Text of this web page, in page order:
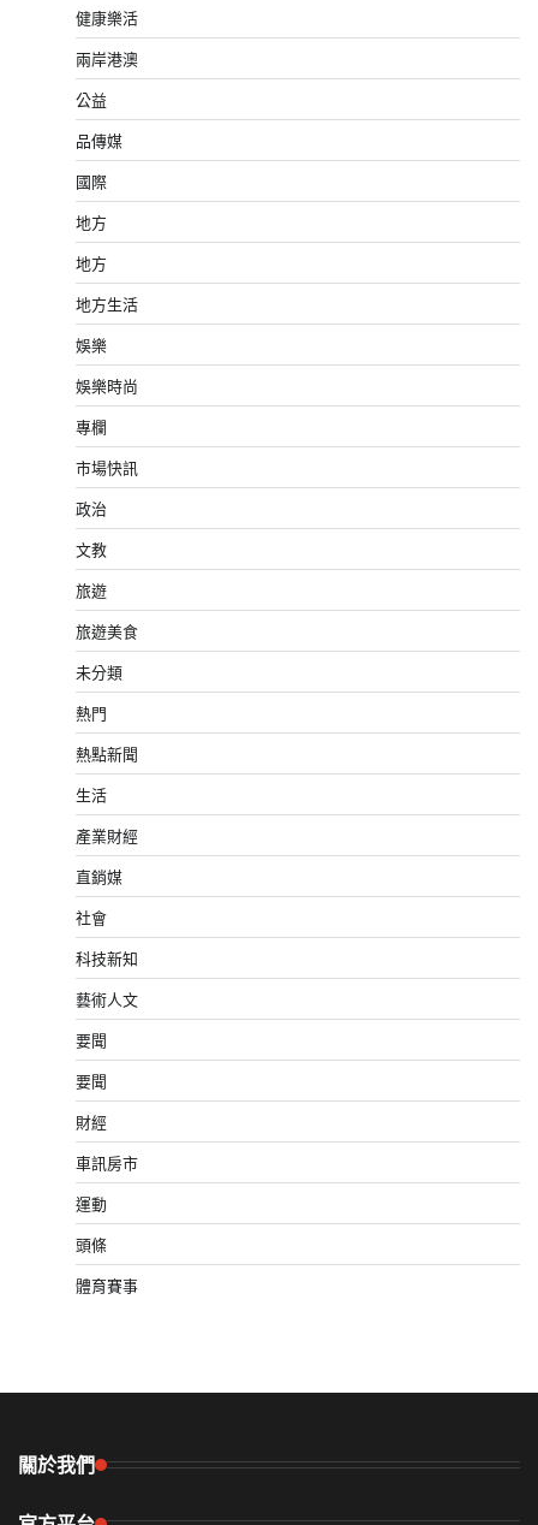
健康樂活
兩岸港澳
公益
品傳媒
國際
地方
地方
地方生活
娛樂
娛樂時尚
專欄
市場快訊
政治
文教
旅遊
旅遊美食
未分類
熱門
熱點新聞
生活
產業財經
直銷媒
社會
科技新知
藝術人文
要聞
要聞
財經
車訊房市
運動
頭條
體育賽事
關於我們